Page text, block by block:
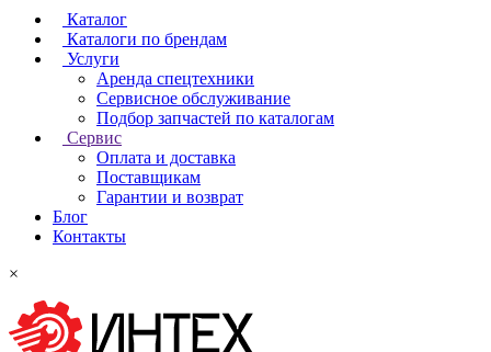
Каталог
Каталоги по брендам
Услуги
Аренда спецтехники
Сервисное обслуживание
Подбор запчастей по каталогам
Сервис
Оплата и доставка
Поставщикам
Гарантии и возврат
Блог
Контакты
×